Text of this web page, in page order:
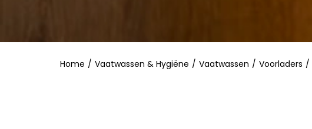
Home / Vaatwassen & Hygiëne / Vaatwassen / Voorladers /